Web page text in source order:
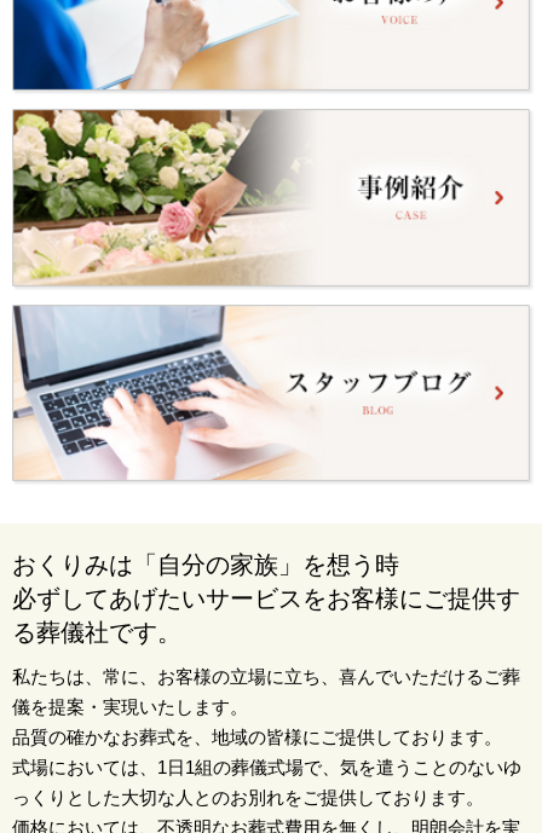
おくりみは「自分の家族」を想う時
必ずしてあげたいサービスをお客様にご提供す
る葬儀社です。
私たちは、常に、お客様の立場に立ち、喜んでいただけるご葬
儀を提案・実現いたします。
品質の確かなお葬式を、地域の皆様にご提供しております。
式場においては、1日1組の葬儀式場で、気を遣うことのないゆ
っくりとした大切な人とのお別れをご提供しております。
価格においては、不透明なお葬式費用を無くし、明朗会計を実